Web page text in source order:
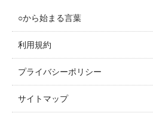
○から始まる言葉
利用規約
プライバシーポリシー
サイトマップ